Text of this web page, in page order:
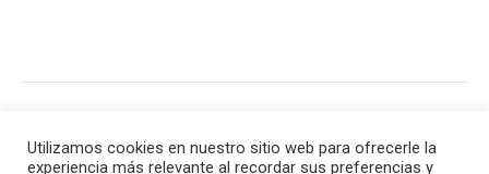
Utilizamos cookies en nuestro sitio web para ofrecerle la
experiencia más relevante al recordar sus preferencias y